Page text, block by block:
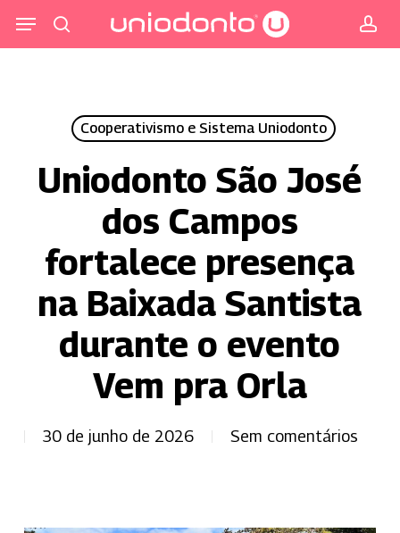
para
Menu
Cooperativismo e Sistema Uniodonto
Uniodonto São José
dos Campos
fortalece presença
na Baixada Santista
durante o evento
Vem pra Orla
30 de junho de 2026 Sem comentários